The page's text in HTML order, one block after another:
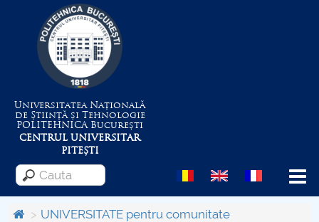
Universitatea Națională
de Știință și Tehnologie
POLITEHNICABucurești
CENTRUL UNIVERSITAR
PITEȘTI
Menu
UNIVERSITATE pentru comunitate